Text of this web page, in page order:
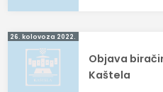
26. kolovoza 2022.
Objava
Kaštela